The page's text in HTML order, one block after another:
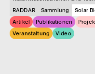
RADDAR
Sammlung Solar
Artikel
Publikationen
Veranstaltung
Video